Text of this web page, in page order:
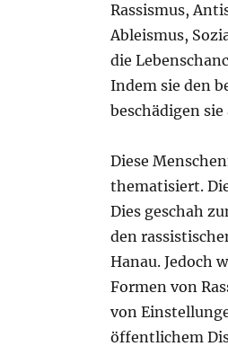
Rassismus,
Ableismus,
die
Indem sie den
beschädigen
Diese
thematisiert.
Dies geschah
den
Hanau. Jedoch
Formen von
von
öffentlichem